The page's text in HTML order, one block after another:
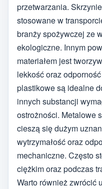
przetwarzania.
stosowane w
branży spożywczej ze
ekologiczne. Innym
materiałem jest
lekkość oraz
plastikowe są idealne
innych substancji
ostrożności. Metalowe
cieszą się dużym
wytrzymałość oraz
mechaniczne. Często
ciężkim oraz podczas
Warto również zwrócić